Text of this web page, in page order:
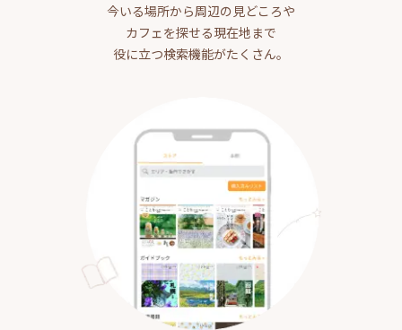
今いる場所から周辺の見どころや
カフェを探せる現在地まで
役に立つ検索機能がたくさん。